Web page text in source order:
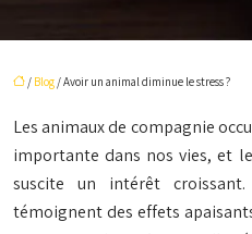
/ Blog / Avoir un animal diminue le stress ?
Les animaux de compagnie
importante dans nos vies, et
suscite un intérêt croissant.
témoignent des effets